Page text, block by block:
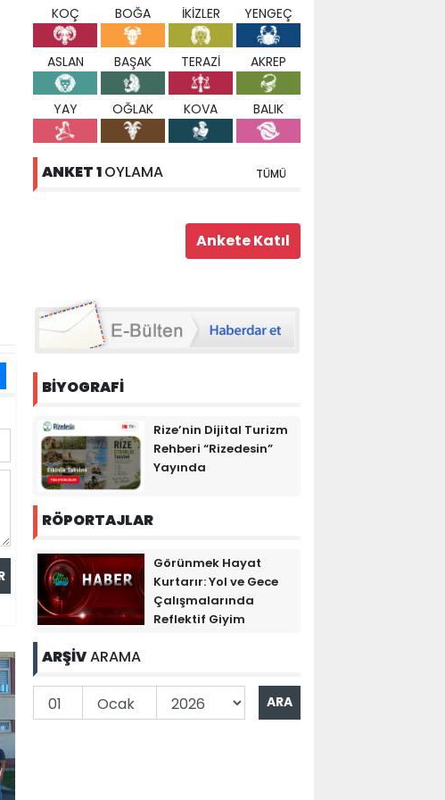
KOÇ BOĞA İKİZLER YENGEÇ
ASLAN BAŞAK TERAZİ AKREP
YAY OĞLAK KOVA BALIK
ANKET 1OYLAMA TÜMÜ
BİYOGRAFİ
Rize’nin Dijital Turizm
Rehberi “Rizedesin”
Yayında
RÖPORTAJLAR
Görünmek Hayat
Kurtarır: Yol ve Gece
Çalışmalarında
Reflektif Giyim
ARŞİVARAMA